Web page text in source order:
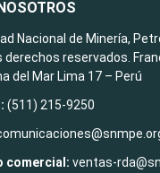
Nacional de Minería,
derechos reservados.
del Mar Lima 17 – Perú
(511) 215-9250
comercial: ventas-